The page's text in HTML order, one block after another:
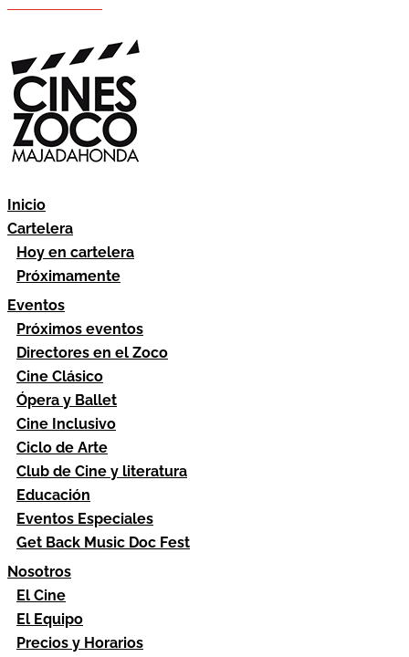
Inicio
Cartelera
Hoy en cartelera
Próximamente
Eventos
Próximos eventos
Directores en el Zoco
Cine Clásico
Ópera y Ballet
Cine Inclusivo
Ciclo de Arte
Club de Cine y literatura
Educación
Eventos Especiales
Get Back Music Doc Fest
Nosotros
El Cine
El Equipo
Precios y Horarios